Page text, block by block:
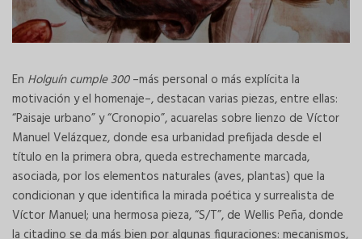
En Holguín cumple 300–más personal o más explícita la
motivación y el homenaje–, destacan varias piezas, entre ellas:
“Paisaje urbano” y “Cronopio”, acuarelas sobre lienzo de Víctor
Manuel Velázquez, donde esa urbanidad prefijada desde el
título en la primera obra, queda estrechamente marcada,
asociada, por los elementos naturales (aves, plantas) que la
condicionan y que identifica la mirada poética y surrealista de
Víctor Manuel; una hermosa pieza, “S/T”, de Wellis Peña, donde
la citadino se da más bien por algunas figuraciones: mecanismos,